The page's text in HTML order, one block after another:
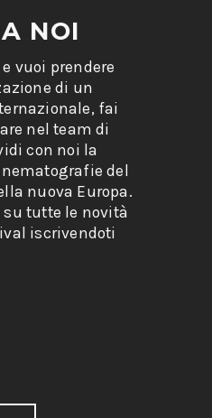
NOI
vuoi prendere
di un
fai
nel team di
con noi la
del
nuova Europa.
su tutte le novità
iscrivendoti